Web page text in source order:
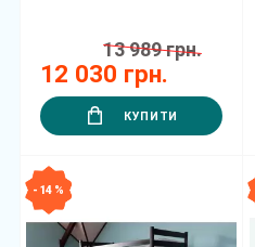
12 030 грн.
13 989 грн.
КУПИТИ
- 14 %